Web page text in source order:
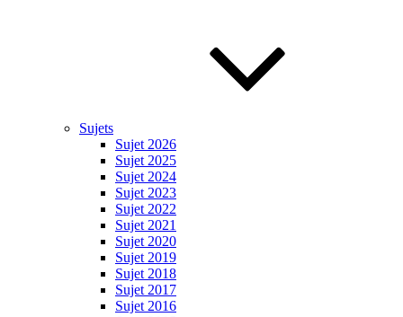
Sujets
Sujet 2026
Sujet 2025
Sujet 2024
Sujet 2023
Sujet 2022
Sujet 2021
Sujet 2020
Sujet 2019
Sujet 2018
Sujet 2017
Sujet 2016